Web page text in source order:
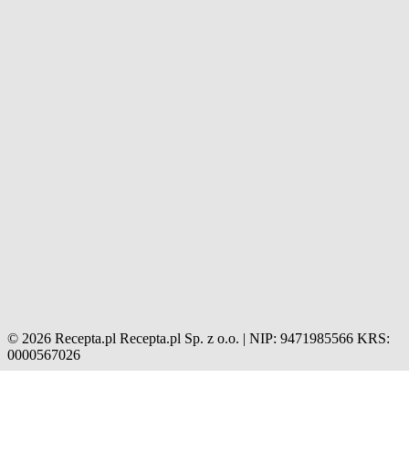
© 2026 Recepta.pl Recepta.pl Sp. z o.o. | NIP: 9471985566 KRS:
0000567026